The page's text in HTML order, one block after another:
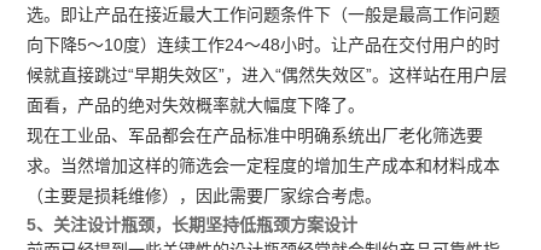
选。即让产品在接近最大工作问题条件下（一般是最高工作问题
向下降5～10度）连续工作24～48小时。让产品在交付用户的时
候就直接跳过“早期失效区”，进入“偶然失效区”。这样站在用户层
面看，产品的绝对失效概率就大幅度下降了。
现在工业品、军品都会在产品标准中明确系统出厂老化筛选要
求。当然增加这样的筛选会一定程度的增加生产成本和材料成本
（主要是损耗维修），因此需要厂家综合考虑。
5、关注设计瓶颈，长期坚持低瓶颈方案设计